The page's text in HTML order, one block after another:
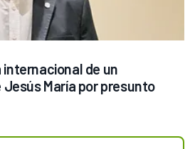
de un
María por presunto